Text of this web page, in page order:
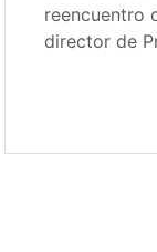
reencuentro
director de